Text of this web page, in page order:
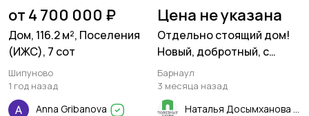
от 4 700 000 ₽
Дом, 116.2 м², Поселения
(ИЖС), 7 сот
Шипуново
1 год назад
Anna Gribanova
Цена не указана
Отдельно стоящий дом!
Новый, добротный, с
гаражом! В черте города,
рядом со всей
инфраструктурой!
Барнаул
3 месяца назад
Наталья Досымханова